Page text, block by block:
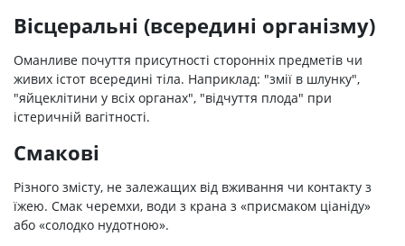
Вісцеральні (всередині організму)
Оманливе почуття присутності сторонніх предметів чи
живих істот всередині тіла. Наприклад: "змії в шлунку",
"яйцеклітини у всіх органах", "відчуття плода" при
істеричній вагітності.
Смакові
Різного змісту, не залежащих від вживання чи контакту з
їжею. Смак черемхи, води з крана з «присмаком ціаніду»
або «солодко нудотною».